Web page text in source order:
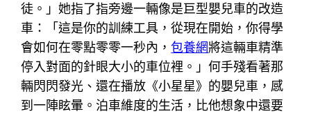
徒。」她指了指旁邊一輛像是巨型嬰兒車的改造
車：「這是你的訓練工具，從現在開始，你得學
會如何在零點零零一秒內，包養網將這輛車精準
停入對面的針眼大小的車位裡。」何手殘看著那
輛閃閃發光、還在播放《小星星》的嬰兒車，感
到一陣眩暈。泊車維度的生活，比他想象中還要